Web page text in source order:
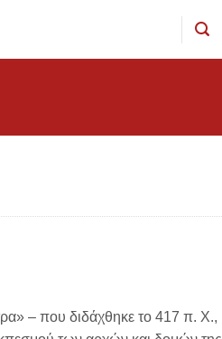
– που διδάχθηκε το 417 π. Χ.,